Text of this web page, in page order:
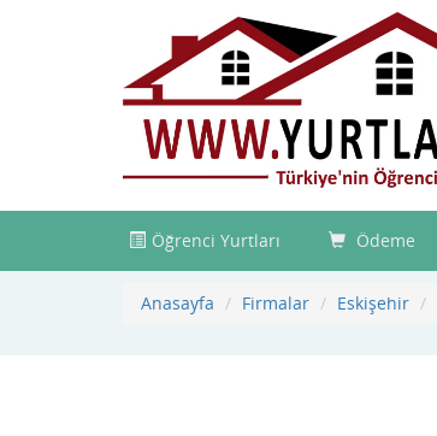
Öğrenci Yurtları Ödeme
Anasayfa Firmalar Eskişehir